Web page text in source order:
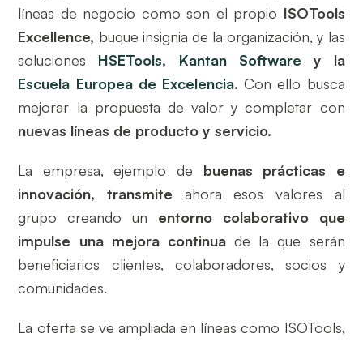
líneas de negocio como son el propio ISOTools
Excellence, buque insignia de la organización, y las
soluciones HSETools, Kantan Software y la
Escuela Europea de Excelencia. Con ello busca
mejorar la propuesta de valor y completar con
nuevas líneas de producto y servicio.
La empresa, ejemplo de buenas prácticas e
innovación, transmite ahora esos valores al
grupo creando un entorno colaborativo que
impulse una mejora continuade la que serán
beneficiarios clientes, colaboradores, socios y
comunidades.
La oferta se ve ampliada en líneas como ISOTools,